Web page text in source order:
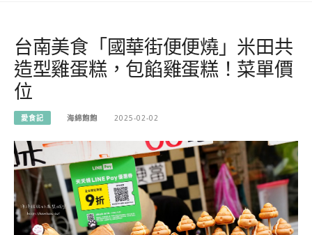
台南美食「國華街便便燒」米田共
造型雞蛋糕，包餡雞蛋糕！菜單價
位
愛食記 海綿飽飽 2025-02-02